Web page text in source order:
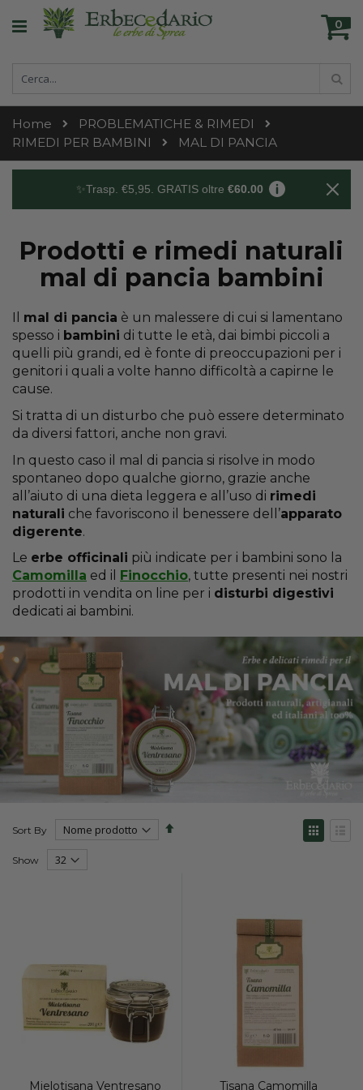
to
Content
0
Home
PROBLEMATICHE & RIMEDI
RIMEDI PER BAMBINI
MAL DI PANCIA
✨Trasp. €5,95. GRATIS oltre €60.00
Prodotti e rimedi naturali
mal di pancia bambini
Il mal di pancia è un malessere di cui si lamentano
spesso i bambini di tutte le età, dai bimbi piccoli a
quelli più grandi, ed è fonte di preoccupazioni per i
genitori i quali a volte hanno difficoltà a capirne le
cause.
Si tratta di un disturbo che può essere determinato
da diversi fattori, anche non gravi.
In questo caso il mal di pancia si risolve in modo
spontaneo dopo qualche giorno, grazie anche
all’aiuto di una dieta leggera e all’uso di rimedi
naturali che favoriscono il benessere dell’apparato
digerente.
Le erbe officinali più indicate per i bambini sono la
Camomilla ed il Finocchio, tutte presenti nei nostri
prodotti in vendita on line per i disturbi digestivi
dedicati ai bambini.
Sort By
Set
Show
Mielotisana Ventresano Tisana Camomilla